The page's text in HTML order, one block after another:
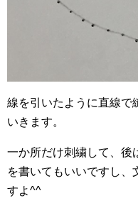
線を引いたように直線で
いきます。
一か所だけ刺繍して、後
を書いてもいいですし、
すよ^^